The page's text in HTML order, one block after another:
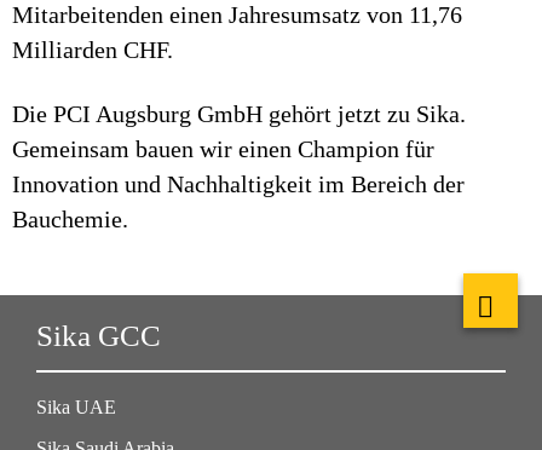
Mitarbeitenden einen Jahresumsatz von 11,76
Milliarden CHF.
Die PCI Augsburg GmbH gehört jetzt zu Sika.
Gemeinsam bauen wir einen Champion für
Innovation und Nachhaltigkeit im Bereich der
Bauchemie.
Sika GCC
Sika UAE